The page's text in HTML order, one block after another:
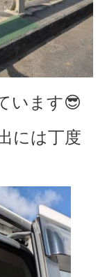
います😎
には丁度